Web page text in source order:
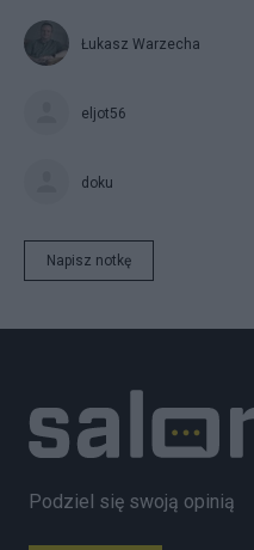
Łukasz Warzecha
eljot56
doku
Napisz notkę
Podziel się swoją opinią